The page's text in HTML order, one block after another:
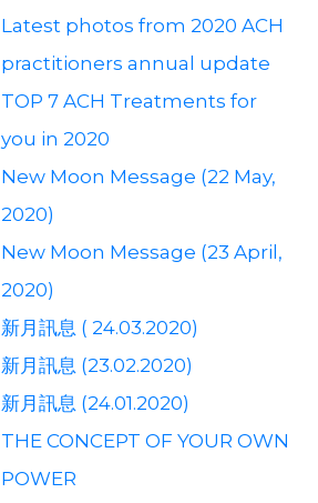
Latest photos from 2020 ACH
practitioners annual update
TOP 7 ACH Treatments for
you in 2020
New Moon Message (22 May,
2020)
New Moon Message (23 April,
2020)
新月訊息 ( 24.03.2020)
新月訊息 (23.02.2020)
新月訊息 (24.01.2020)
THE CONCEPT OF YOUR OWN
POWER